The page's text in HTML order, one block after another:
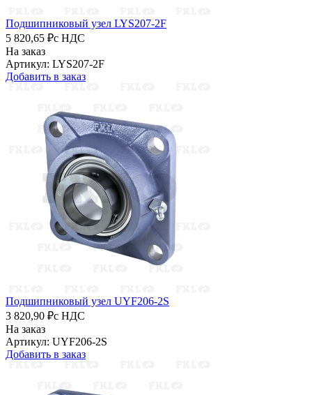
Подшипниковый узел LYS207-2F
5 820,65 ₽с НДС
На заказ
Артикул: LYS207-2F
Добавить в заказ
Подшипниковый узел UYF206-2S
3 820,90 ₽с НДС
На заказ
Артикул: UYF206-2S
Добавить в заказ